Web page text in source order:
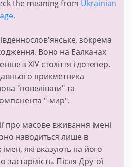
the meaning from Ukrainian
зокрема
Воно на Балканах
з XIV століття і дотепер.
прикметника
"повелівати" та
"-мир".
про масове вживання імені
наводиться лише в
які вказують на його
застарілість. Після Другої